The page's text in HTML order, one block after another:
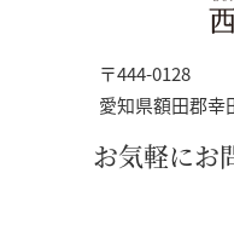
〒444-0128
愛知県額田郡幸
お気軽にお